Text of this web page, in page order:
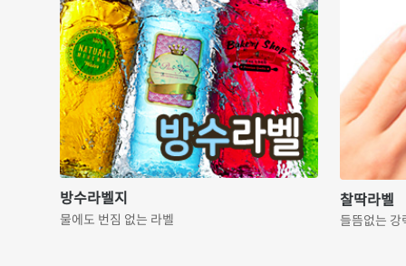
방수라벨지
물에도 번짐 없는 라벨
찰딱라벨
들뜸없는 강